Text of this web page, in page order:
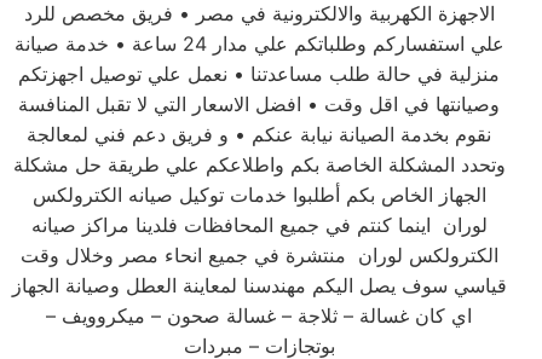
الاجهزة الكهربية والالكترونية في مصر • فريق مخصص للرد
علي استفساركم وطلباتكم علي مدار 24 ساعة • خدمة صيانة
منزلية في حالة طلب مساعدتنا • نعمل علي توصيل اجهزتكم
وصيانتها في اقل وقت • افضل الاسعار التي لا تقبل المنافسة
نقوم بخدمة الصيانة نيابة عنكم • و فريق دعم فني لمعالجة
وتحدد المشكلة الخاصة بكم واطلاعكم علي طريقة حل مشكلة
الجهاز الخاص بكم أطلبوا خدمات توكيل صيانه الكترولكس
لوران اينما كنتم في جميع المحافظات فلدينا مراكز صيانه
الكترولكس لوران منتشرة في جميع انحاء مصر وخلال وقت
قياسي سوف يصل اليكم مهندسنا لمعاينة العطل وصيانة الجهاز
اي كان غسالة – ثلاجة – غسالة صحون – ميكروويف –
بوتجازات – مبردات